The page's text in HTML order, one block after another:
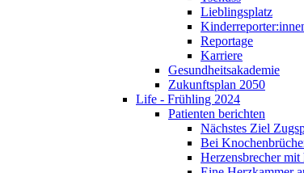
Lieblingsplatz
Reportage
Karriere
Gesundheitsakademie
Zukunftsplan 2050
Life - Frühling 2024
Patienten berichten
Nächstes Ziel
Bei
Herzensbrecher mit